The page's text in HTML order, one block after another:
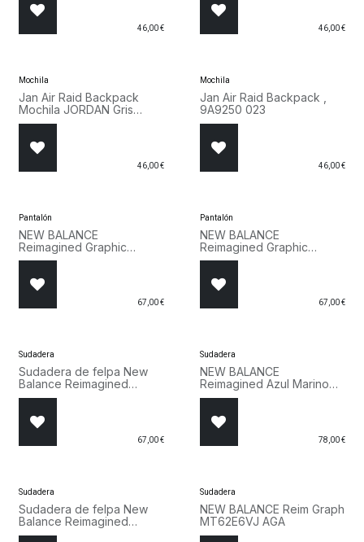
46,00€ 46,00€
Mochila
Jan Air Raid Backpack
Mochila JORDAN Gris
Negra + Estuche, 9A9250
46,00€
Mochila
Jan Air Raid Backpack ,
9A9250 023
46,00€
Pantalón
NEW BALANCE
Reimagined Graphic
MB62S1NT DNT Azul
67,00€
Pantalón
NEW BALANCE
Reimagined Graphic
MB62S1NT AGA
67,00€
Sudadera
Sudadera de felpa New
Balance Reimagined
MT62B85K DNT
67,00€
Sudadera
NEW BALANCE
Reimagined Azul Marino
MT62E6VJ DNT
78,00€
Sudadera
Sudadera de felpa New
Balance Reimagined
MT62B85K AGA
Sudadera
NEW BALANCE Reim Graph
MT62E6VJ AGA